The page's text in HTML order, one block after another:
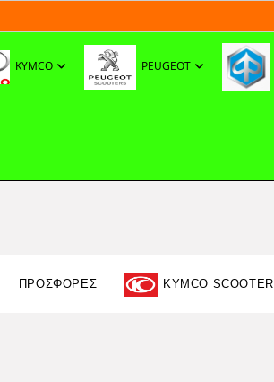
KYMCO PEUGEOT
ΠΡΟΣΦΟΡΈΣ KYMCO SCOOTER